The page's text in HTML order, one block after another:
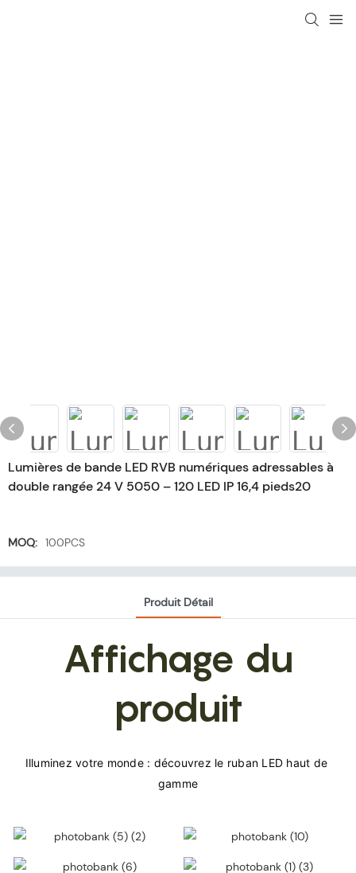
Lumières de bande LED RVB numériques adressables à
double rangée 24 V 5050 – 120 LED IP 16,4 pieds20
MOQ: 100PCS
Produit Détail
Affichage du
produit
Illuminez votre monde : découvrez le ruban LED haut de